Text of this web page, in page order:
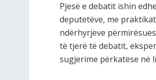
Pjesë e debatit ishin
deputetëve, me
ndërhyrjeve
të tjerë të debatit,
sugjerime përkatëse në